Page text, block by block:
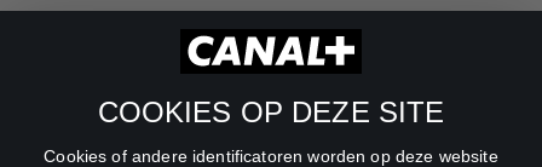
COOKIES OP DEZE SITE
Cookies of andere identificatoren worden op deze website
RTL Z
SBS6